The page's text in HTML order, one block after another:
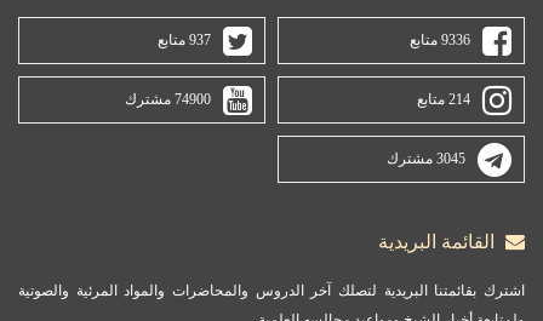
9336 متابع 937 متابع
214 متابع 74900 مشترك
3045 مشترك
القائمة البريدية
اشترك بقائمتنا البريدية لتصلك آخر الدروس والمحاضرات والمواد المرئية والصوتية